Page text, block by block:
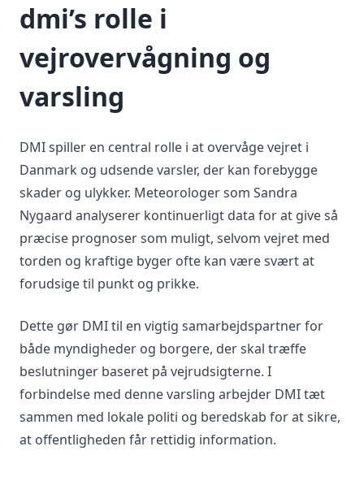
dmi’s rolle i
vejrovervågning og
varsling
DMI spiller en central rolle i at overvåge vejret i
Danmark og udsende varsler, der kan forebygge
skader og ulykker. Meteorologer som Sandra
Nygaard analyserer kontinuerligt data for at give så
præcise prognoser som muligt, selvom vejret med
torden og kraftige byger ofte kan være svært at
forudsige til punkt og prikke.
Dette gør DMI til en vigtig samarbejdspartner for
både myndigheder og borgere, der skal træffe
beslutninger baseret på vejrudsigterne. I
forbindelse med denne varsling arbejder DMI tæt
sammen med lokale politi og beredskab for at sikre,
at offentligheden får rettidig information.